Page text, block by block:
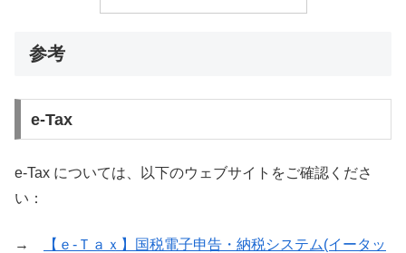
参考
e-Tax
e-Tax については、以下のウェブサイトをご確認くださ
い：
→
【ｅ‐Ｔａｘ】国税電子申告・納税システム(イータッ